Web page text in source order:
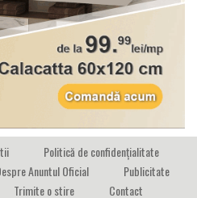
Politică de confidențialitate
Anuntul Oficial
Publicitate
Trimite o stire Contact